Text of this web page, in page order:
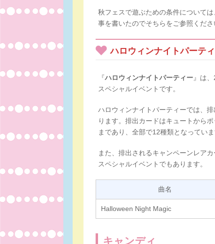
秋フェスで遊ぶための条件については
事を書いたのでそちらをご参照くださ
ハロウィンナイトパーテ
『ハロウィンナイトパーティー』は
スペシャルイベントです。
ハロウィンナイトパーティーでは、
ります。排出カードはキュートから
まであり、全部で12種類となっていま
また、排出されるキャンペーンレア
スペシャルイベントでもあります。
曲名
Halloween Night Magic
キャンディ